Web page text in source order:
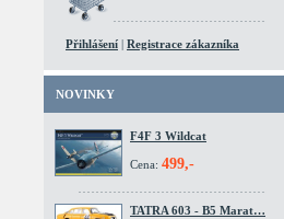
Přihlášení | Registrace zákazníka
NOVINKY
F4F 3 Wildcat
Cena: 499,-
TATRA 603 - B5 Marat…